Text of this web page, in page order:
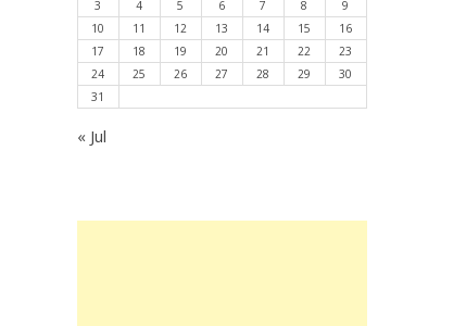
3
4 5 6 7 8
9
10
11 12 13 14 15
16
17
18 19 20 21 22
23
24
25 26 27 28 29
30
31
« Jul